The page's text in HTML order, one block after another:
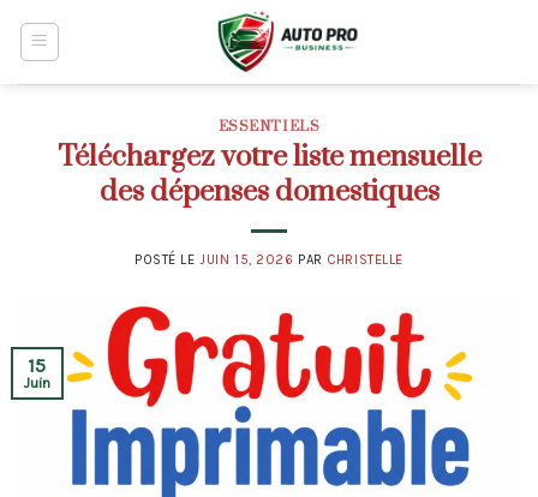
ESSENTIELS
Téléchargez votre liste mensuelle
des dépenses domestiques
POSTÉ LEJUIN 15, 2026 PAR CHRISTELLE
15
Juin